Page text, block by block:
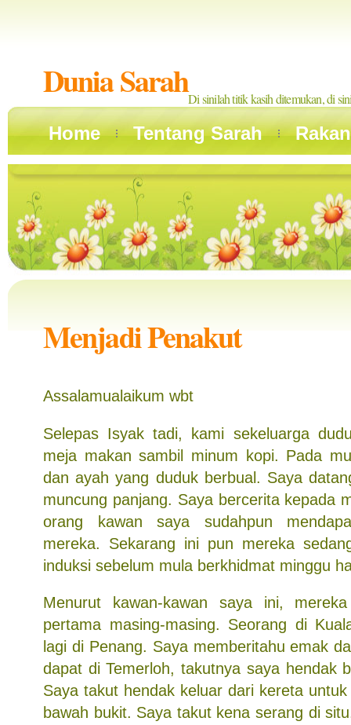
Dunia SarahDi sinilah titik kasih ditemukan, di
Home Tentang Sarah
Menjadi Penakut
Assalamualaikum wbt
Selepas Isyak tadi, kami sekeluarga
meja makan sambil minum kopi. Pada
dan ayah yang duduk berbual. Saya
muncung panjang. Saya bercerita kepada
orang kawan saya sudahpun
mereka. Sekarang ini pun mereka
induksi sebelum mula berkhidmat minggu
Menurut kawan-kawan saya ini,
pertama masing-masing. Seorang di
lagi di Penang. Saya memberitahu emak
dapat di Temerloh, takutnya saya hendak
Saya takut hendak keluar dari kereta
bawah bukit. Saya takut kena serang di